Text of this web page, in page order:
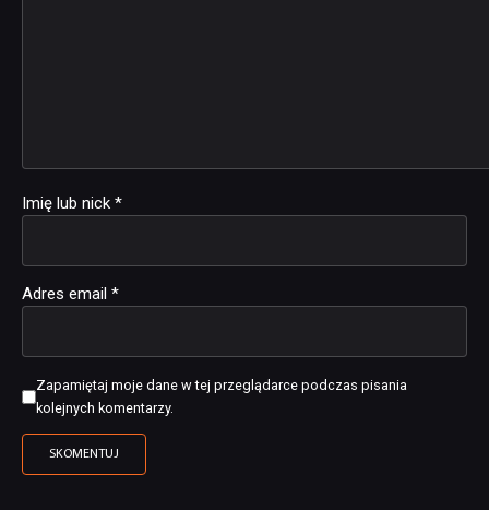
Imię lub nick *
Adres email *
Zapamiętaj moje dane w tej przeglądarce podczas pisania
kolejnych komentarzy.